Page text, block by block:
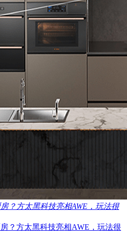
？方太黑科技亮相AWE，玩法很
？方太黑科技亮相AWE，玩法很